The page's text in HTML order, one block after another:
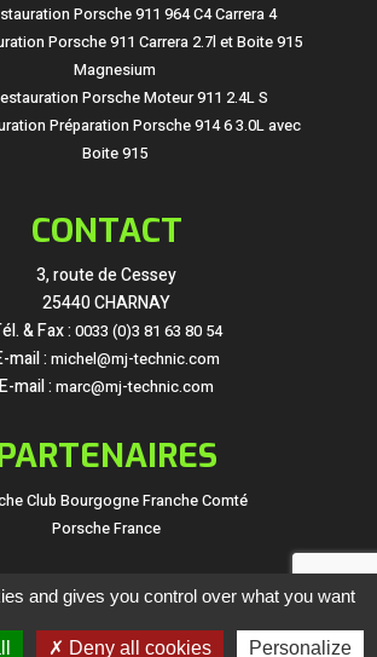
Porsche 911 964 C4 Carrera 4
Porsche 911 Carrera 2.7l et Boite 915
Magnesium
Porsche Moteur 911 2.4L S
Préparation Porsche 914 6 3.0L avec
Boite 915
CONTACT
3, route de Cessey
25440 CHARNAY
& Fax : 0033 (0)3 81 63 80 54
mail : michel@mj-technic.com
E-mail : marc@mj-technic.com
Club Bourgogne Franche Comté
Porsche France
confidentialité
and gives you control over what you want
Deny all cookies Personalize